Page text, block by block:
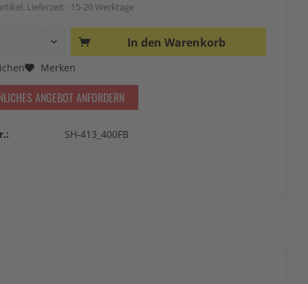
Lieferzeit - 15-20 Werktage
In den Warenkorb
Merken
ANGEBOT ANFORDERN
SH-413_400FB